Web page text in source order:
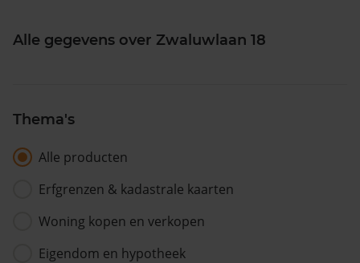
Alle gegevens over Zwaluwlaan 18
Thema's
Alle producten
Erfgrenzen & kadastrale kaarten
Woning kopen en verkopen
Eigendom en hypotheek